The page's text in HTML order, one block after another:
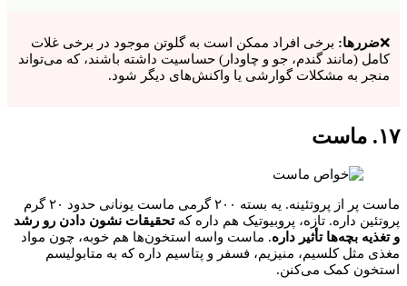
❌ضررها: برخی افراد ممکن است به گلوتن موجود در برخی غلات
کامل (مانند گندم، جو و چاودار) حساسیت داشته باشند، که می‌تواند
منجر به مشکلات گوارشی یا واکنش‌های دیگر شود.
۱۷. ماست
ماست پر از پروتئینه. یه بسته ۲۰۰ گرمی ماست یونانی حدود ۲۰ گرم
پروتئین داره. تازه، پروبیوتیک هم داره کهتحقیقات نشون دادن رو رشد
و تغذیه بچه‌ها تأثیر داره. ماست واسه استخون‌ها هم خوبه، چون مواد
مغذی مثل کلسیم، منیزیم، فسفر و پتاسیم داره که به متابولیسم
استخون کمک می‌کنن.